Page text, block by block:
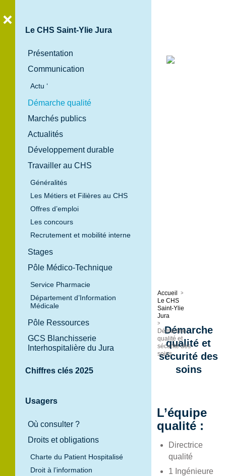
Le CHS Saint-Ylie Jura
Présentation
Communication
Actu ‘
Démarche qualité
Marchés publics
Actualités
Développement durable
Travailler au CHS
Généralités
Les Métiers et Filières au CHS
Offres d’emploi
Les concours
Recrutement et mobilité interne
Stages
Pôle Médico-Technique
Service Pharmacie
Département d’Information
Médicale
Pôle Ressources
GCS Blanchisserie
Interhospitalière du Jura
Chiffres clés 2025
Usagers
Où consulter ?
Droits et obligations
Charte du Patient Hospitalisé
Droit à l’information
Démarche
qualité et
sécurité des
soins
Accueil
>
Le CHS
Saint-Ylie
Jura
>
Démarche
qualité et
sécurité des
soins
L’équipe
qualité :
Directrice
qualité
1 Ingénieure